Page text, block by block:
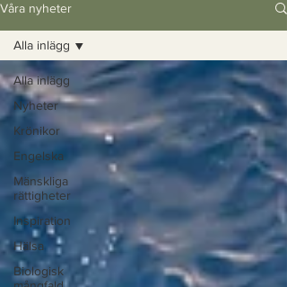
Våra nyheter
Alla inlägg
Nyheter
Krönikor
Engelska
Mänskliga
rättigheter
Inspiration
Hälsa
Biologisk
Alla inlägg